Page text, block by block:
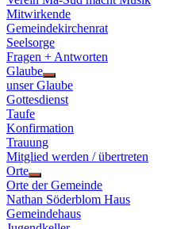
Mitwirkende
Gemeindekirchenrat
Seelsorge
Fragen + Antworten
Glaube
Show
sub
menu
unser Glaube
Gottesdienst
Taufe
Konfirmation
Trauung
Mitglied werden / übertreten
Orte
Show
sub
menu
Orte der Gemeinde
Nathan Söderblom Haus
Gemeindehaus